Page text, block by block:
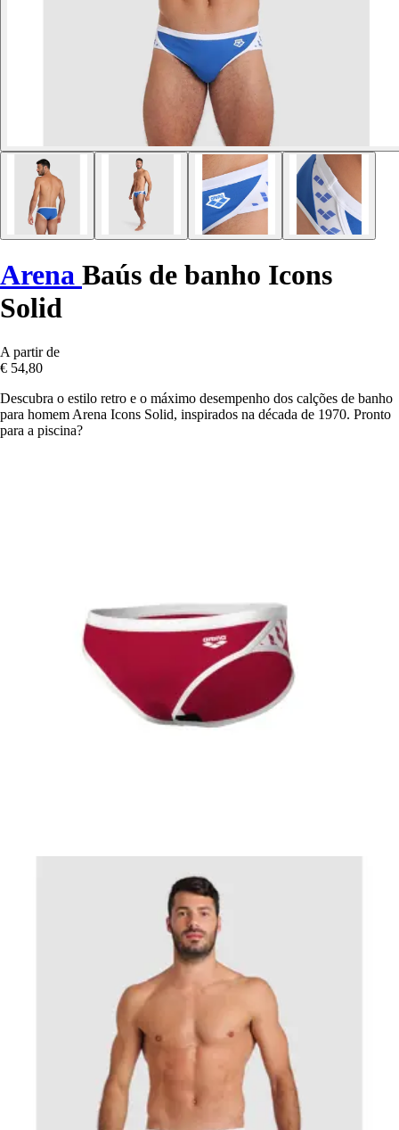
Arena Baús de banho Icons
Solid
A partir de
€ 54,80
Descubra o estilo retro e o máximo desempenho dos calções de banho
para homem Arena Icons Solid, inspirados na década de 1970. Pronto
para a piscina?